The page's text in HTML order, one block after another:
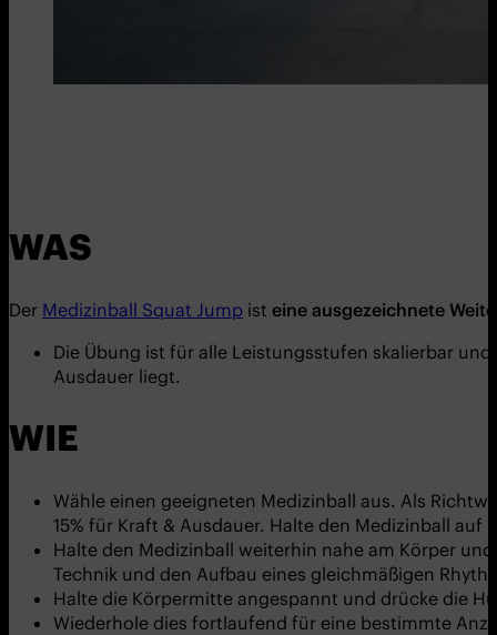
WAS
Der Medizinball Squat Jump ist eine ausgezeichnete
Die Übung ist für alle Leistungsstufen skalierbar
Ausdauer liegt.
WIE
Wähle einen geeigneten Medizinball aus. Als
15% für Kraft & Ausdauer. Halte den Medizinball auf
Halte den Medizinball weiterhin nahe am Körper
Technik und den Aufbau eines gleichmäßigen
Halte die Körpermitte angespannt und drücke die
Wiederhole dies fortlaufend für eine bestimmte